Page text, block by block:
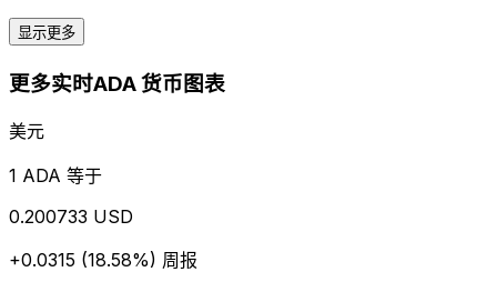
显示更多
更多实时ADA 货币图表
美元
1 ADA 等于
0.200733 USD
+0.0315 (18.58%) 周报